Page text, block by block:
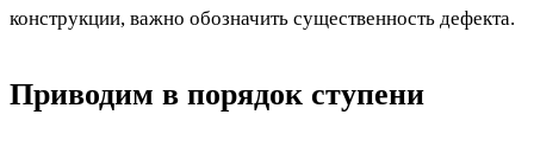
конструкции, важно обозначить существенность дефекта.
Приводим в порядок ступени